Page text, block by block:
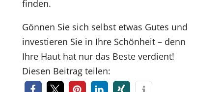
finden.
Gönnen Sie sich selbst etwas Gutes und
investieren Sie in Ihre Schönheit – denn
Ihre Haut hat nur das Beste verdient!
Diesen Beitrag teilen: